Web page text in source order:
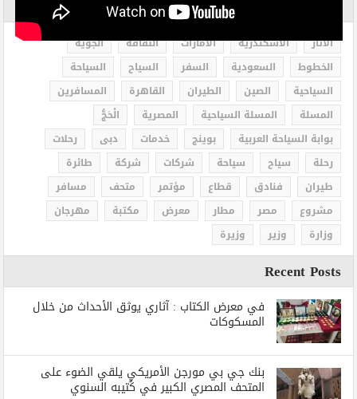
الاثار الاسكندرية الامارات الثقافة
الجوية
الخطوط
السعودية السفر السياح
السياحة
السياحية
الصين الطيران القاهرة
المسافرين
المسلة
المسلة السياحية المصرية
الْحَجُّ
بوابة السياحة العربية
بوينج خدمات دبى
رحلات
رحلة
سياح سياحة شركات شركة
طائرة
طيران
فنادق قطاع مؤتمر متحف
مسافر
مشروع
مصر مطار معرض مكتبة
مهرجان
وزارة
وزير وزيرة
Recent Posts
في معرض الكتاب : آثاري يوثق الأحداث من خلال
المسكوكات
بنك جي بي مورجن الأمريكي يلقي الضوء على
المتحف المصري الكبير في كُتيبه السنوي